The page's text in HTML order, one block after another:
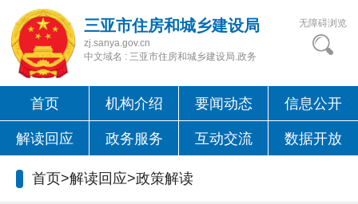
三亚市住房和城乡建设局
zj.sanya.gov.cn
中文域名 : 三亚市住房和城乡建设局.政务
无障碍浏览
首页 机构介绍 要闻动态 信息公开
解读回应 政务服务 互动交流 数据开放
首页>解读回应>政策解读